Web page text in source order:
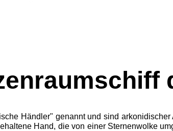
Händler" ge­nannt und sind
Hand, die von einer Sternenwolke